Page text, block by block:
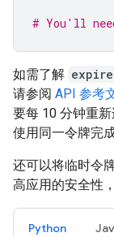
# You'll
如需了解
请参阅 API 参考
要每 10 分钟重
使用同一令牌完
还可以将临时令
高应用的安全性
Python